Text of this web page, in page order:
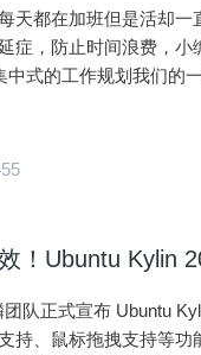
天都在加班但是活却
症，防止时间浪费，
中式的工作规划我们的
！Ubuntu Kylin
队正式宣布 Ubuntu
持、鼠标拖拽支持等